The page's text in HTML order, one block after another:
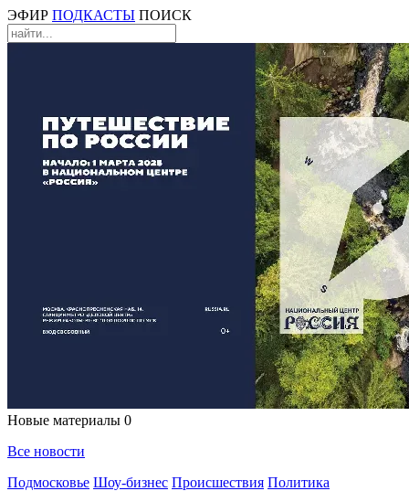
ЭФИР ПОДКАСТЫ ПОИСК
Новые материалы 0
Все новости
Подмосковье Шоу-бизнес Происшествия Политика